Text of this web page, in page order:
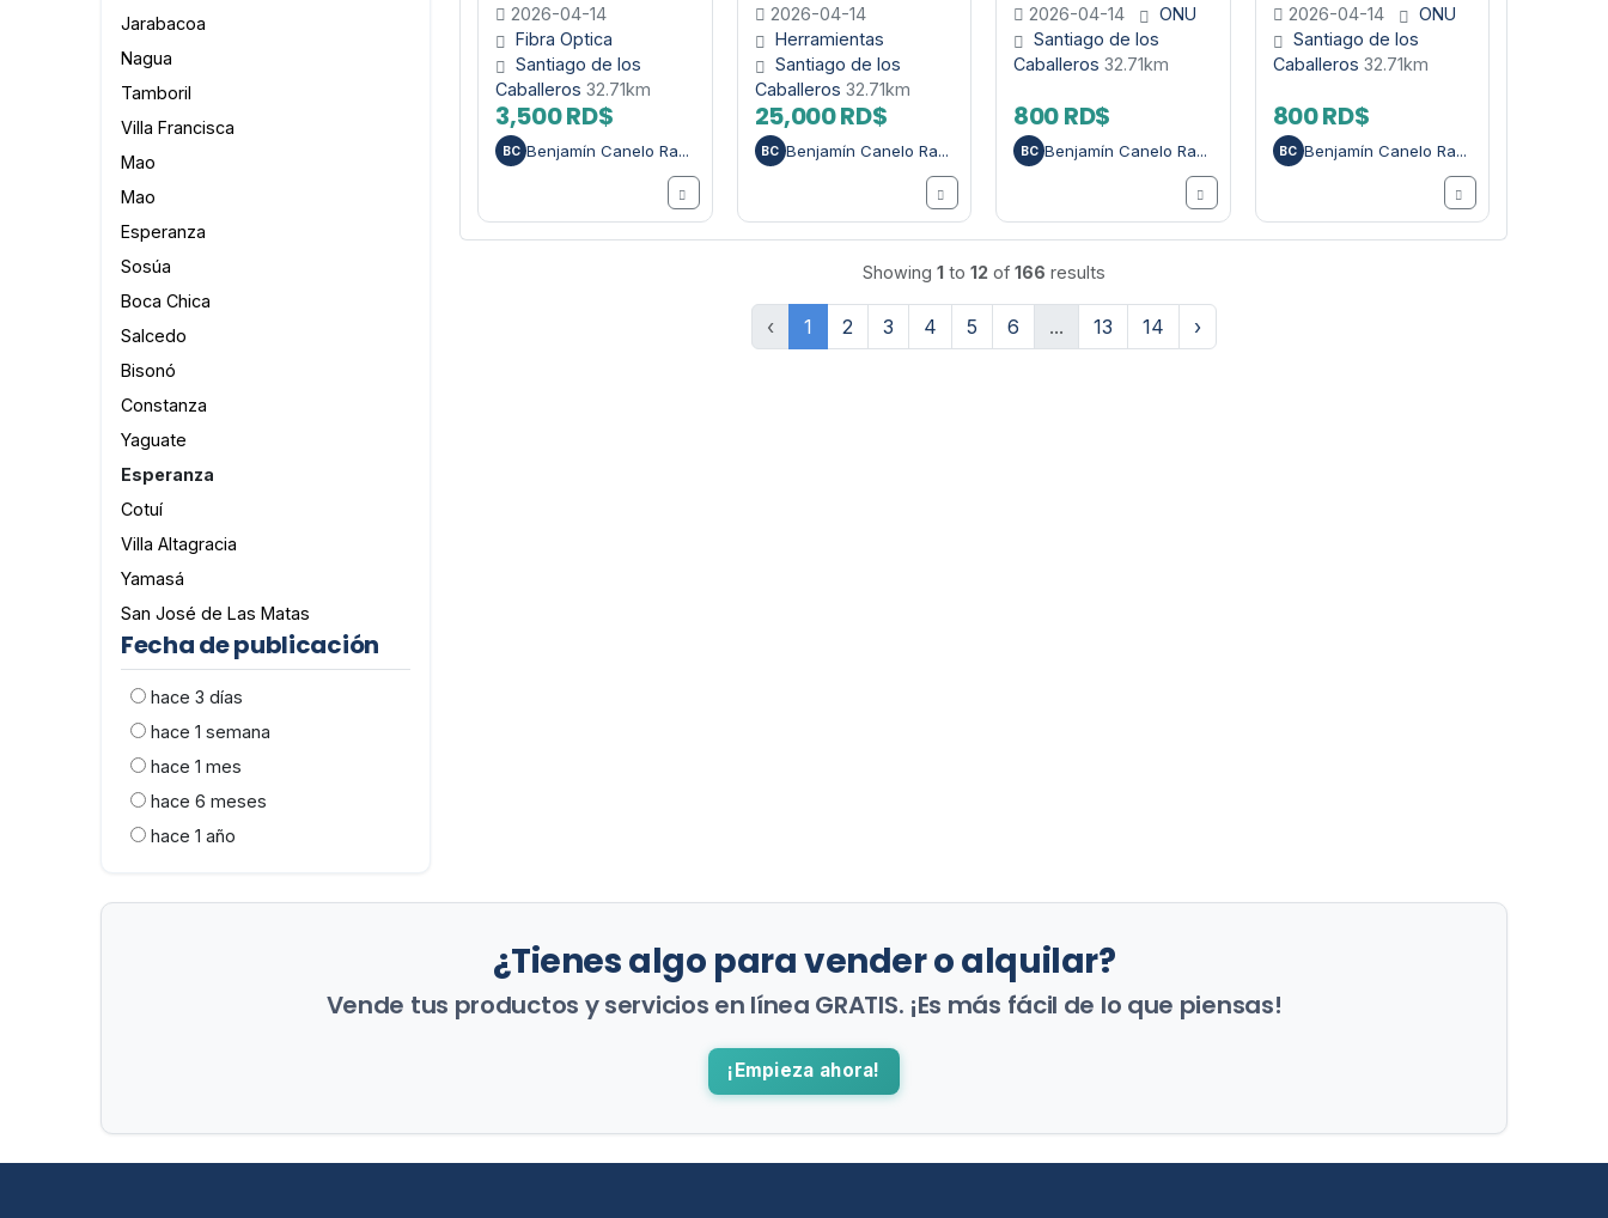
Jarabacoa
Nagua
Tamboril
Villa Francisca
Mao
Mao
Esperanza
Sosúa
Boca Chica
Salcedo
Bisonó
Constanza
Yaguate
Esperanza
Cotuí
Villa Altagracia
Yamasá
San José de Las Matas
Fecha de publicación
hace 3 días
hace 1 semana
hace 1 mes
hace 6 meses
hace 1 año
2026-04-14
Fibra Optica
Santiago de los
Caballeros 32.71km
3,500 RD$
BC Benjamín Canelo Ra...
2026-04-14
Herramientas
Santiago de los
Caballeros 32.71km
25,000 RD$
BC Benjamín Canelo Ra...
2026-04-14
ONU
Santiago de los
Caballeros 32.71km
800 RD$
BC Benjamín Canelo Ra...
2026-04-14
ONU
Santiago de los
Caballeros 32.71km
800 RD$
BC Benjamín Canelo Ra...
Showing 1to 12 of 166 results
‹ 1 2 3 4 5 6 ... 13 14 ›
¿Tienes algo para vender o alquilar?
Vende tus productos y servicios en línea GRATIS. ¡Es más fácil de lo que piensas!
¡Empieza ahora!